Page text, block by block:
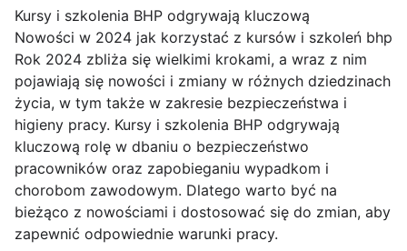
Kursy i szkolenia BHP odgrywają kluczową
Nowości w 2024 jak korzystać z kursów i szkoleń bhp
Rok 2024 zbliża się wielkimi krokami, a wraz z nim
pojawiają się nowości i zmiany w różnych dziedzinach
życia, w tym także w zakresie bezpieczeństwa i
higieny pracy. Kursy i szkolenia BHP odgrywają
kluczową rolę w dbaniu o bezpieczeństwo
pracowników oraz zapobieganiu wypadkom i
chorobom zawodowym. Dlatego warto być na
bieżąco z nowościami i dostosować się do zmian, aby
zapewnić odpowiednie warunki pracy.